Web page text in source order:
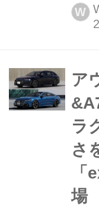
新し
A5
は、
ム
W
ア
ラ
さ
場